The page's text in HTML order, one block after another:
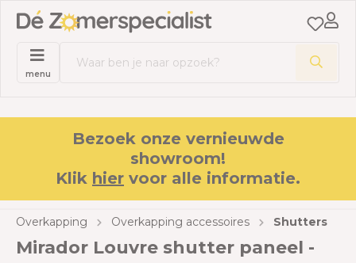
menu
Bezoek onze vernieuwde
showroom!
Klik hier voor alle informatie.
Overkapping Overkapping accessoires Shutters
Mirador Louvre shutter paneel -